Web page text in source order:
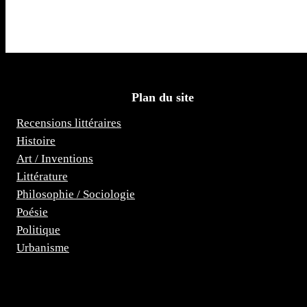
Plan du site
Recensions littéraires
Histoire
Art / Inventions
Littérature
Philosophie / Sociologie
Poésie
Politique
Urbanisme